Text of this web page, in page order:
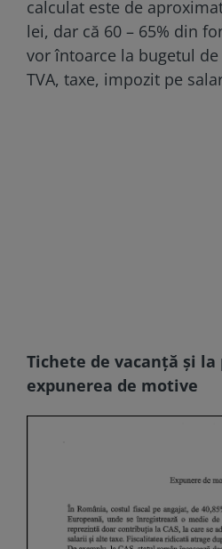
calculat este de
lei, dar că 60 – 65% din
vor întoarce la bugetul
TVA, taxe, impozit pe
Tichete de vacanţă şi la
expunerea de motive